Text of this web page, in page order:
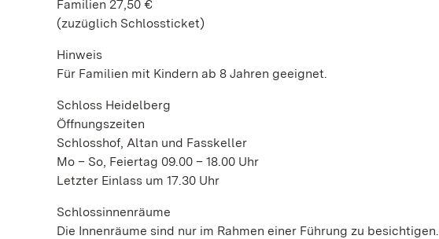
Familien 27,50 €
(zuzüglich Schlossticket)
Hinweis
Für Familien mit Kindern ab 8 Jahren geeignet.
Schloss Heidelberg
Öffnungszeiten
Schlosshof, Altan und Fasskeller
Mo – So, Feiertag 09.00 – 18.00 Uhr
Letzter Einlass um 17.30 Uhr
Schlossinnenräume
Die Innenräume sind nur im Rahmen einer Führung zu besichtigen.